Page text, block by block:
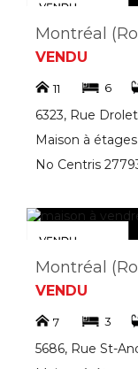
Montréal
VENDU
11 6
6323, Rue Drolet
Maison à
No Centris
Montréal
VENDU
7 3
5686, Rue St-